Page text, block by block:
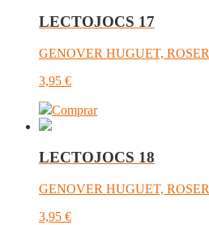
LECTOJOCS 17
GENOVER HUGUET, ROSER
3,95 €
Comprar
LECTOJOCS 18
GENOVER HUGUET, ROSER
3,95 €